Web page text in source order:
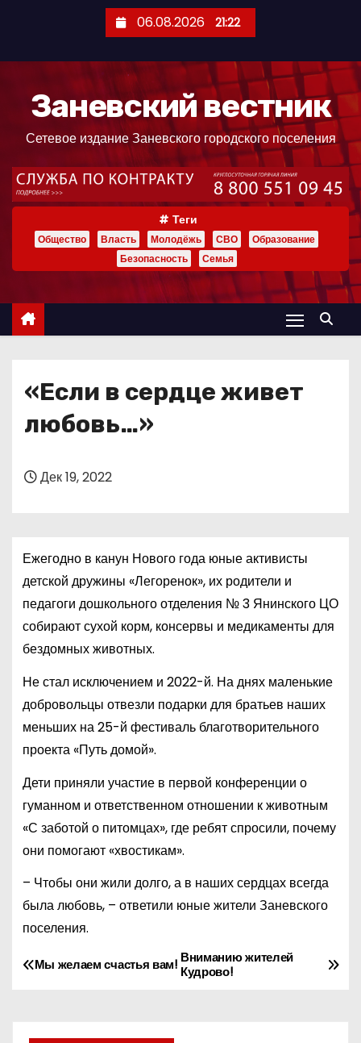
ж
06.08.2026 21:22
Заневский вестник
Сетевое издание Заневского городского поселения
Теги
Общество Власть Молодёжь СВО
Образование
Безопасность
Семья
«Если в сердце живет
любовь…»
Дек 19, 2022
Ежегодно в канун Нового года юные активисты
детской дружины «Легоренок», их родители и
педагоги дошкольного отделения № 3 Янинского ЦО
собирают сухой корм, консервы и медикаменты для
бездомных животных.
Не стал исключением и 2022-й. На днях маленькие
добровольцы отвезли подарки для братьев наших
меньших на 25-й фестиваль благотворительного
проекта «Путь домой».
Дети приняли участие в первой конференции о
гуманном и ответственном отношении к животным
«С заботой о питомцах», где ребят спросили, почему
они помогают «хвостикам».
– Чтобы они жили долго, а в наших сердцах всегда
была любовь, – ответили юные жители Заневского
поселения.
Н
в
Вниманию жителей
Кудрово!
Мы желаем счастья вам!